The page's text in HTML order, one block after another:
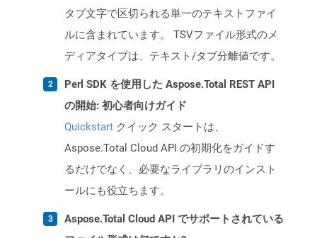
タブ文字で区切られる単一のテキストファイ
ルに含まれています。 TSVファイル形式のメ
ディアタイプは、テキスト/タブ分離値です。
Perl SDK を使用した Aspose.Total REST API
の開始: 初心者向けガイド
Quickstart クイック スタートは、
Aspose.Total Cloud API の初期化をガイドす
るだけでなく、必要なライブラリのインスト
ールにも役立ちます。
Aspose.Total Cloud API でサポートされている